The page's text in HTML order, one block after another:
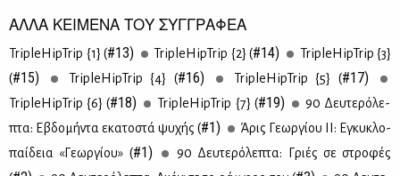
ΑΛΛΑ ΚΕΙΜΕΝΑ ΤΟΥ ΣΥΓΓΡΑΦΕΑ
TripleHipTrip {1} (#13) TripleHipTrip {2} (#14)
TripleHipTrip {3}
(#15) TripleHipTrip {4} (#16) TripleHipTrip {5} (#17)
TripleHipTrip {6} (#18) TripleHipTrip {7} (#19)
90 Δευ­τε­ρό­λε­
πτα: Εβδο­μή­ντα εκα­το­στά ψυ­χής (#1)
Άρις Γε­ωρ­γί­ου ΙΙ: Εγκυ­κλο­
παί­δεια «Γε­ωρ­γί­ου» (#1)
90 Δευ­τε­ρό­λε­πτα: Γριές σε στρο­φές